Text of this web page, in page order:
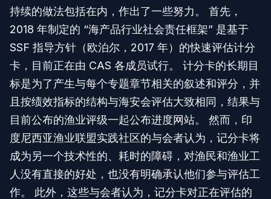
持续的做法包括在内，作出了一些努力。 首先，
2018 年制定的 “海产品行业社会责任框架” 是基于
SSF 指导方针（欧泊尔，2017 年）的快速评估计分
卡，目前正在由 CAS 各成员试行。 计分卡的长期目
标是为了产生与每个专题章节相关的叙述和评分，并
且按绩效指标的结构与海安会评估大致相同，结果与
目前公布的渔业评级一起公布进度网站。 然而，印
度尼西亚渔业联盟实践社区的与会者认为，记分卡将
成为另一个技术性的、耗时的障碍，对渔民和渔业工
人没有直接的好处，也没有明确承认他们参与评估工
作。 此外，这些与会者认为，记分卡对正在评估的